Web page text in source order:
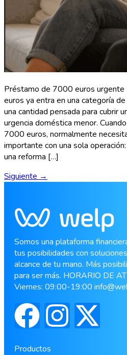
Préstamo de 7000 euros
euros ya entra en una categoría
una cantidad pensada para cubrir
urgencia doméstica menor.
7000 euros, normalmente
importante con una sola
una reforma […]
Siguiente →
Somos una plataforma
tus posibilidades con
alcance de tu mano. Más
para ser más. HORARIO DE
Viernes: 09:00-19:00
Productos